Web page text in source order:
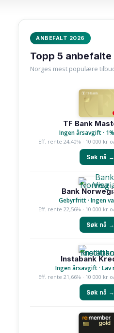
ANBEFALT 2026
Topp 5 anbefalte
Norges mest populære
TF Bank
Ingen årsavgift ·
Eff. rente 24,40% · 10 000 kr
Søk nå →
Bank
Gebyrfritt · Ingen
Eff. rente 22,56% · 10 000 kr
Søk nå →
Instabank
Ingen årsavgift · Lav
Eff. rente 21,66% · 10 000 kr
Søk nå →